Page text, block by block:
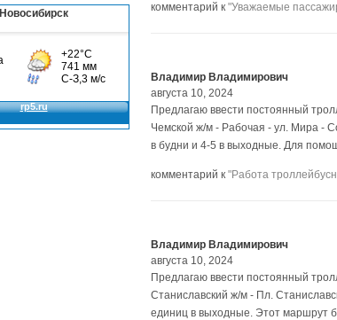
комментарий к "Уважаемые
Владимир Владимирович
августа 10, 2024
Предлагаю ввести постоянный
Чемской ж/м - Рабочая - ул. Мира -
в будни и 4-5 в выходные. Для
комментарий к "Работа
Владимир Владимирович
августа 10, 2024
Предлагаю ввести постоянный
Станиславский ж/м - Пл.
единиц в выходные. Этот маршрут
Новосибирск